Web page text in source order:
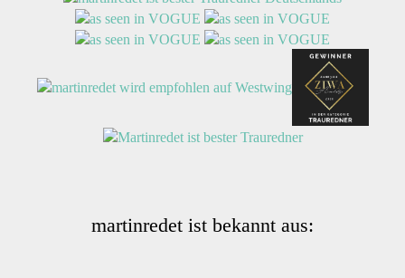
martinredet ist bekannt aus: